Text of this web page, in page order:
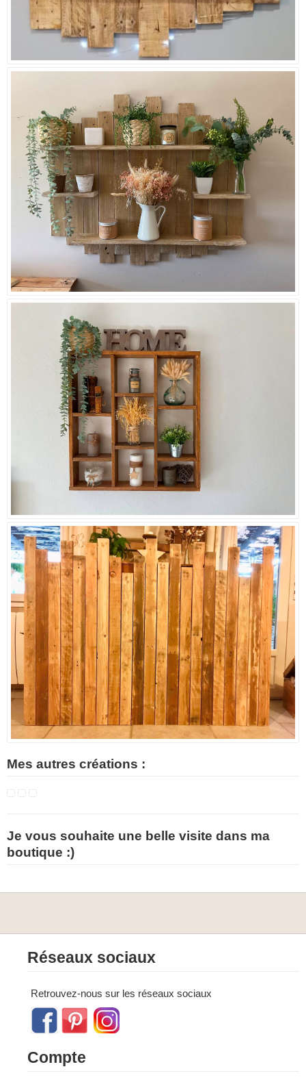
Mes autres créations :
Je vous souhaite une belle visite dans ma
boutique :)
Réseaux sociaux
Retrouvez-nous sur les réseaux sociaux
Compte